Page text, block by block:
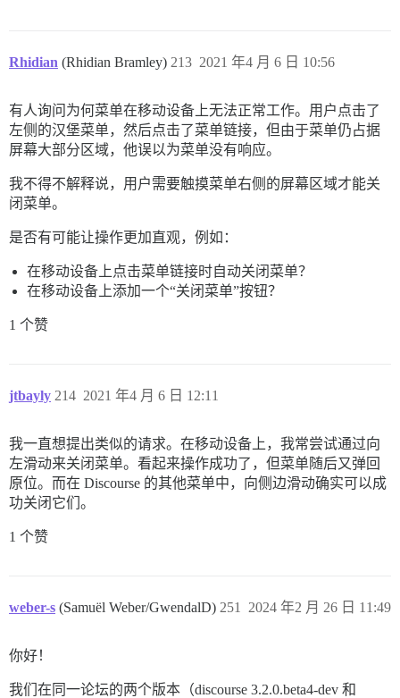
Rhidian (Rhidian Bramley) 2021 年4 月 6 日 10:56
213
有人询问为何菜单在移动设备上无法正常工作。用户点击了
左侧的汉堡菜单，然后点击了菜单链接，但由于菜单仍占据
屏幕大部分区域，他误以为菜单没有响应。
我不得不解释说，用户需要触摸菜单右侧的屏幕区域才能关
闭菜单。
是否有可能让操作更加直观，例如：
在移动设备上点击菜单链接时自动关闭菜单？
在移动设备上添加一个“关闭菜单”按钮？
1 个赞
jtbayly 2021 年4 月 6 日 12:11
214
我一直想提出类似的请求。在移动设备上，我常尝试通过向
左滑动来关闭菜单。看起来操作成功了，但菜单随后又弹回
原位。而在 Discourse 的其他菜单中，向侧边滑动确实可以成
功关闭它们。
1 个赞
weber-s (Samuël Weber/GwendalD) 2024 年2 月 26 日 11:49
251
你好！
我们在同一论坛的两个版本（discourse 3.2.0.beta4-dev 和